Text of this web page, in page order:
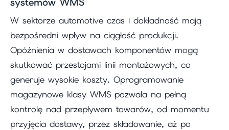
W sektorze automotive czas i dokładność mają
bezpośredni wpływ na ciągłość produkcji.
Opóźnienia w dostawach komponentów mogą
skutkować przestojami linii montażowych, co
generuje wysokie koszty. Oprogramowanie
magazynowe klasy WMS pozwala na pełną
kontrolę nad przepływem towarów, od momentu
przyjęcia dostawy, przez składowanie, aż po